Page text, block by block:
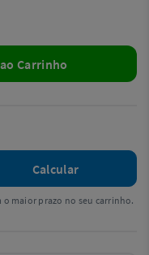
Carrinho
Calcular
o maior prazo no seu carrinho.